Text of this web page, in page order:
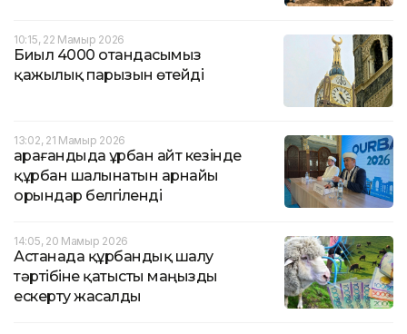
10:15, 22 Мамыр 2026
Биыл 4000 отандасымыз
қажылық парызын өтейді
13:02, 21 Мамыр 2026
Қарағандыда Құрбан айт кезінде
құрбан шалынатын арнайы
орындар белгіленді
14:05, 20 Мамыр 2026
Астанада құрбандық шалу
тәртібіне қатысты маңызды
ескерту жасалды